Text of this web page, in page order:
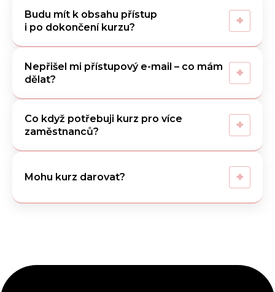
Budu mít k obsahu přístup
i po dokončení kurzu?
+
Nepřišel mi přístupový e-mail – co mám
dělat?
+
Co když potřebuji kurz pro více
zaměstnanců?
+
Mohu kurz darovat? +